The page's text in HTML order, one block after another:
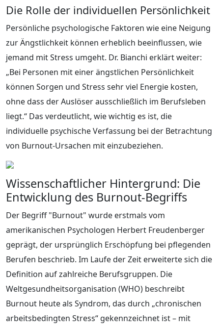
Die Rolle der individuellen Persönlichkeit
Persönliche psychologische Faktoren wie eine Neigung
zur Ängstlichkeit können erheblich beeinflussen, wie
jemand mit Stress umgeht. Dr. Bianchi erklärt weiter:
„Bei Personen mit einer ängstlichen Persönlichkeit
können Sorgen und Stress sehr viel Energie kosten,
ohne dass der Auslöser ausschließlich im Berufsleben
liegt.“ Das verdeutlicht, wie wichtig es ist, die
individuelle psychische Verfassung bei der Betrachtung
von Burnout-Ursachen mit einzubeziehen.
Wissenschaftlicher Hintergrund: Die
Entwicklung des Burnout-Begriffs
Der Begriff "Burnout" wurde erstmals vom
amerikanischen Psychologen Herbert Freudenberger
geprägt, der ursprünglich Erschöpfung bei pflegenden
Berufen beschrieb. Im Laufe der Zeit erweiterte sich die
Definition auf zahlreiche Berufsgruppen. Die
Weltgesundheitsorganisation (WHO) beschreibt
Burnout heute als Syndrom, das durch „chronischen
arbeitsbedingten Stress“ gekennzeichnet ist – mit